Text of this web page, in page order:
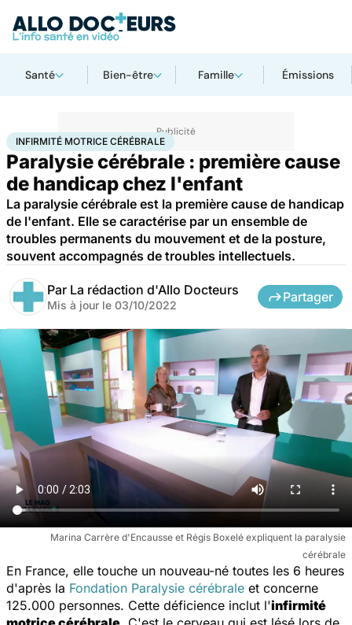
Santé Bien-être Famille Émissions
AccueilSantéInfirmité motrice cérébrale
INFIRMITÉ MOTRICE CÉRÉBRALE
Paralysie cérébrale : première cause
de handicap chez l'enfant
La paralysie cérébrale est la première cause de handicap
de l'enfant. Elle se caractérise par un ensemble de
troubles permanents du mouvement et de la posture,
souvent accompagnés de troubles intellectuels.
Par La rédaction d'Allo Docteurs
Mis à jour le 03/10/2022
Partager
Marina Carrère d'Encausse et Régis Boxelé expliquent la paralysie
cérébrale
En France, elle touche un nouveau-né toutes les 6 heures
d'après la Fondation Paralysie cérébrale et concerne
125.000 personnes. Cette déficience inclut l'infirmité